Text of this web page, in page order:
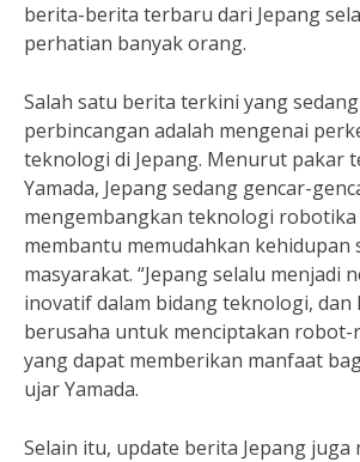
berita-berita terbaru dari Jepang
perhatian banyak orang.
Salah satu berita terkini yang
perbincangan adalah mengenai
teknologi di Jepang. Menurut pakar
Yamada, Jepang sedang gencar-
mengembangkan teknologi
membantu memudahkan kehidupan
masyarakat. “Jepang selalu menjadi
inovatif dalam bidang teknologi, dan
berusaha untuk menciptakan
yang dapat memberikan manfaat
ujar Yamada.
Selain itu, update berita Jepang juga